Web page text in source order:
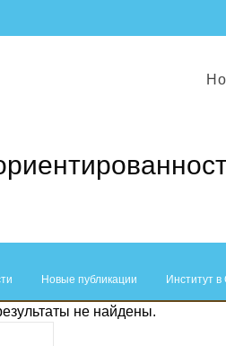
Новые публикации Институт
не найдены.